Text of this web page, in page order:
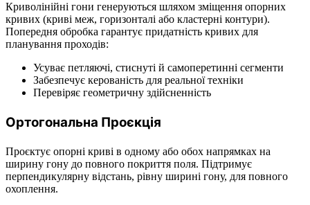
Криволінійні гони генеруються шляхом зміщення опорних
кривих (криві меж, горизонталі або кластерні контури).
Попередня обробка гарантує придатність кривих для
планування проходів:
Усуває петляючі, стиснуті й самоперетинні сегменти
Забезпечує керованість для реальної техніки
Перевіряє геометричну здійсненність
Ортогональна Проєкція
Проєктує опорні криві в одному або обох напрямках на
ширину гону до повного покриття поля. Підтримує
перпендикулярну відстань, рівну ширині гону, для повного
охоплення.